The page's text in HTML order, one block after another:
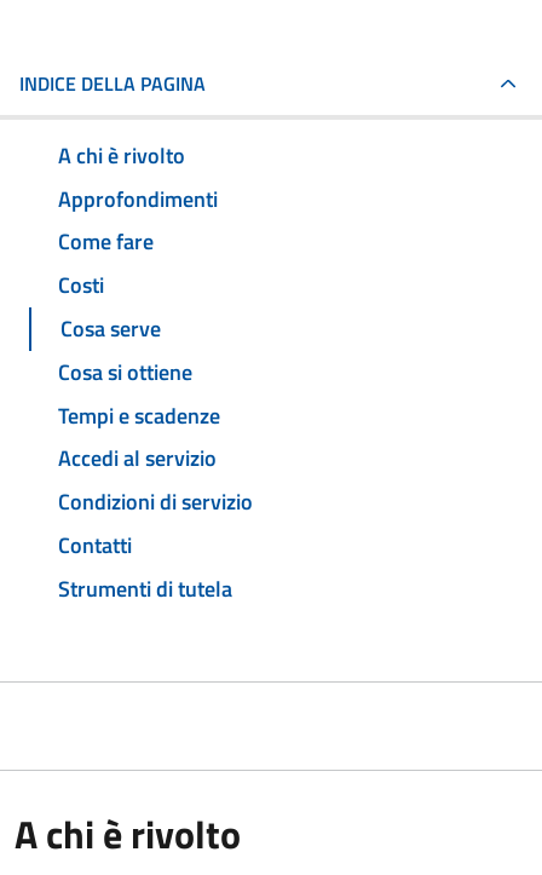
INDICE DELLA PAGINA
A chi è rivolto
Approfondimenti
Come fare
Costi
Cosa serve
Cosa si ottiene
Tempi e scadenze
Accedi al servizio
Condizioni di servizio
Contatti
Strumenti di tutela
A chi è rivolto